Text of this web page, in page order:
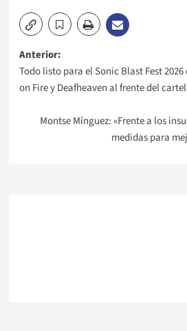
Navegación
de
entradas
Anterior:
Todo listo para el Sonic Blast Fest
on Fire y Deafheaven al frente del cartel
Montse Mínguez: «Frente a los
medidas para